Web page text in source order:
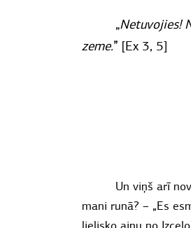
„Netuvojies!
zeme.” [Ex 3, 5]
Un viņš arī
mani runā? – „Es